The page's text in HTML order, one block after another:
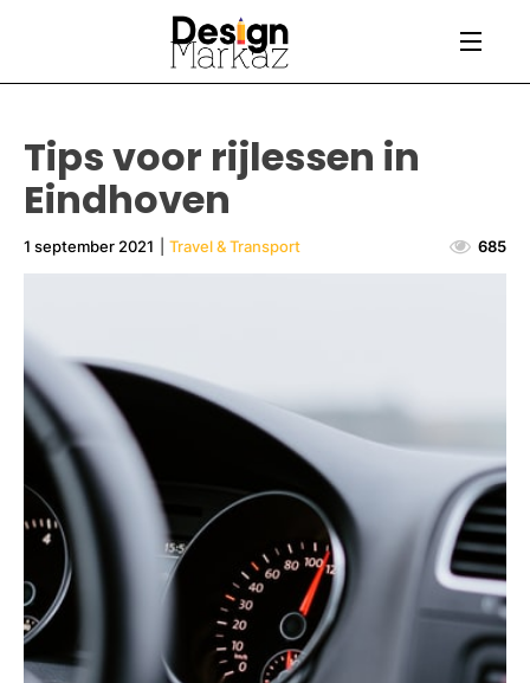
Tips voor rijlessen in
Eindhoven
1 september 2021 Travel & Transport 685